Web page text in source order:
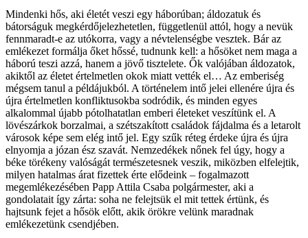
Mindenki hős, aki életét veszi egy háborúban; áldozatuk és
bátorságuk megkérdőjelezhetetlen, függetlenül attól, hogy a nevük
fennmaradt-e az utókorra, vagy a névtelenségbe vesztek. Bár az
emlékezet formálja őket hőssé, tudnunk kell: a hősöket nem maga a
háború teszi azzá, hanem a jövő tisztelete. Ők valójában áldozatok,
akiktől az életet értelmetlen okok miatt vették el… Az emberiség
mégsem tanul a példájukból. A történelem intő jelei ellenére újra és
újra értelmetlen konfliktusokba sodródik, és minden egyes
alkalommal újabb pótolhatatlan emberi életeket veszítünk el. A
lövészárkok borzalmai, a szétszakított családok fájdalma és a letarolt
városok képe sem elég intő jel. Egy szűk réteg érdeke újra és újra
elnyomja a józan ész szavát. Nemzedékek nőnek fel úgy, hogy a
béke törékeny valóságát természetesnek veszik, miközben elfelejtik,
milyen hatalmas árat fizettek érte elődeink – fogalmazott
megemlékezésében Papp Attila Csaba polgármester, aki a
gondolatait így zárta: soha ne felejtsük el mit tettek értünk, és
hajtsunk fejet a hősök előtt, akik örökre velünk maradnak
emlékezetünk csendjében.